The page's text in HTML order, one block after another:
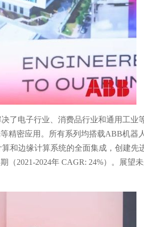
了电子行业、消费品行业和通用工业
精密应用。所有系列均搭载ABB机器
和边缘计算系统的全面集成，创建先
2021-2024年 CAGR: 24%）。展望未